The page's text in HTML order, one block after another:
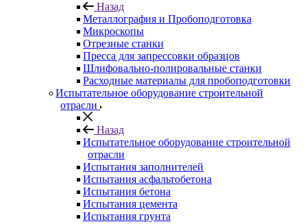
Назад
Металлография и Пробоподготовка
Микроскопы
Отрезные станки
Пресса для запрессовки образцов
Шлифовально-полировальные станки
Расходные материалы для пробоподготовки
Испытательное оборудование строительной
отрасли
Назад
Испытательное оборудование строительной
отрасли
Испытания заполнителей
Испытания асфальтобетона
Испытания бетона
Испытания цемента
Испытания грунта